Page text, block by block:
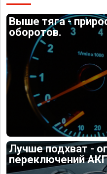
Выше тяга -
оборотов.
Лучше подхват -
переключений